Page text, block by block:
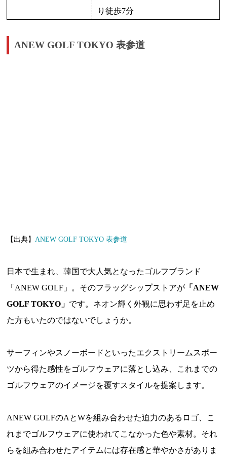
り徒歩7分
ANEW GOLF TOKYO 表参道
【出典】 ANEW GOLF TOKYO 表参道
日本で生まれ、韓国で大人気となったゴルフブランド
「ANEW GOLF」。そのフラッグシップストアが 「ANEW
GOLF TOKYO」 です。ネオン輝く外観に思わず足を止め
た方もいたのではないでしょうか。
サーフィンやスノーボードといったエクストリームスポー
ツから得た感性をゴルフウェアに落とし込み、これまでの
ゴルフウェアのイメージを覆すスタイルを提案します。
ANEW GOLFのAとWを組み合わせた迫力のあるロゴ、こ
れまでゴルフウェアに使われてこなかった色や素材。それ
らを組み合わせたアイテムには存在感と華やかさがありま